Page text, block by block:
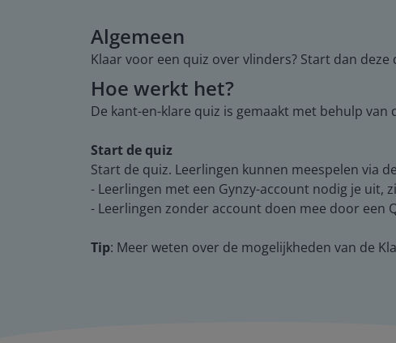
Algemeen
Klaar voor een quiz over vlinders? Start dan deze
Hoe werkt het?
De kant-en-klare quiz is gemaakt met behulp van
Start de quiz
Start de quiz. Leerlingen kunnen meespelen via
- Leerlingen met een Gynzy-account nodig je uit,
- Leerlingen zonder account doen mee door een
Tip: Meer weten over de mogelijkheden van de